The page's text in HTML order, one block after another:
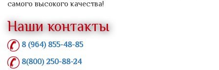
самого высокого качества!
Наши контакты
8 (964) 855-48-85
8(800) 250-88-24